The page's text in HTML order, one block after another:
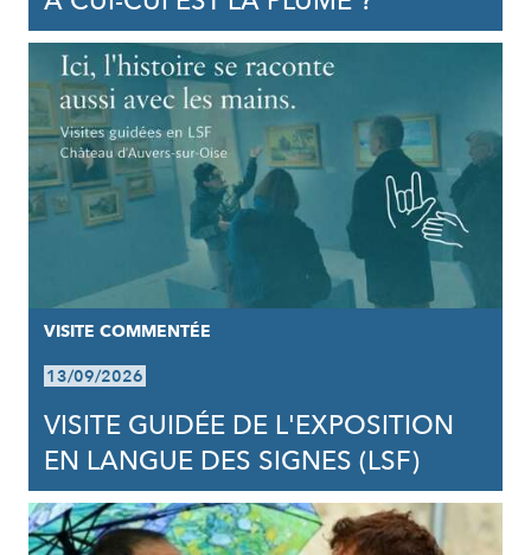
VISITE COMMENTÉE
13/09/2026
VISITE GUIDÉE DE L'EXPOSITION
EN LANGUE DES SIGNES (LSF)